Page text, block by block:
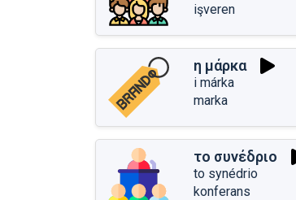
işveren
η μάρκα
i márka
marka
το συνέδριο
to synédrio
konferans